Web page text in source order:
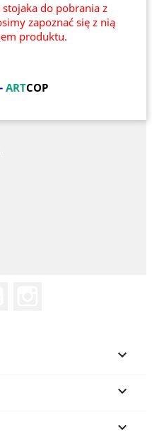
do pobrania z
zapoznać się z nią
produktu.
ARTCOP


